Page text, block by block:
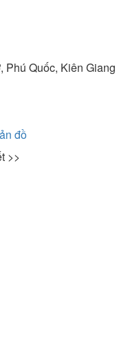
Phú Quốc, Kiên Giang
đồ
>>